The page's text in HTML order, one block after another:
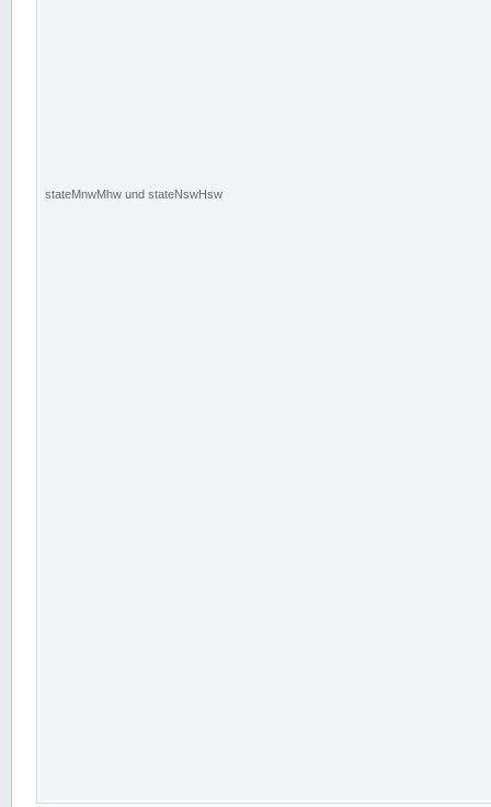
stateMnwMhw und stateNswHsw